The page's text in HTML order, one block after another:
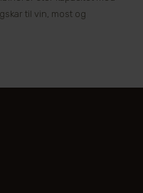
til vin, most og